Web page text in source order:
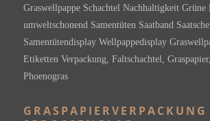
GRASPAPIERVERPACKUNG